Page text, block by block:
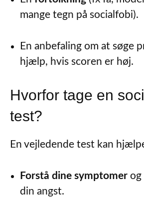
mange tegn på socialfobi).
En anbefaling om at søge
hjælp, hvis scoren er høj.
Hvorfor tage en
test?
En vejledende test kan
Forstå dine symptomer og
din angst.